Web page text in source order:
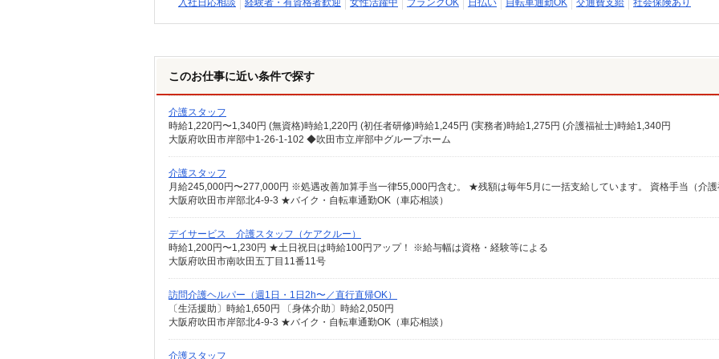
入社日応相談
経験者・有資格者歓迎 女性活躍中 ブランクOK 日払い 自転車通勤OK 交通費支給 社会保険あり
このお仕事に近い条件で探す
介護スタッフ
時給1,220円〜1,340円 (無資格)時給1,220円 (初任者研修)時給1,245円 (実務者)時給1,275円 (介護福祉士)時給1,340円
大阪府吹田市岸部中1-26-1-102 ◆吹田市立岸部中グループホーム
介護スタッフ
大阪府吹田市岸部北4-9-3 ★バイク・自転車通勤OK（車応相談）
デイサービス 介護スタッフ（ケアクルー）
時給1,200円〜1,230円 ★土日祝日は時給100円アップ！ ※給与幅は資格・経験等による
大阪府吹田市南吹田五丁目11番11号
訪問介護ヘルパー（週1日・1日2h〜／直行直帰OK）
〔生活援助〕時給1,650円 〔身体介助〕時給2,050円
大阪府吹田市岸部北4-9-3 ★バイク・自転車通勤OK（車応相談）
介護スタッフ